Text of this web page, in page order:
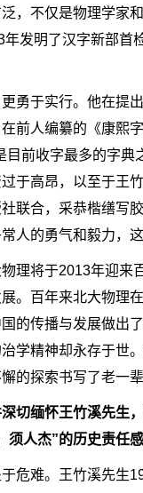
，不仅是物理学家
发明了汉字新部首
勇于实行。他在提
前人编纂的《康熙
目前收字最多的字
于高昂，以至于王
联合，采恭楷缮写
人的勇气和毅力，
理将于2013年迎来
。百年来北大物理
的传播与发展做出
学精神却永存于世
的探索书写了老一
切缅怀王竹溪先生
须人杰”的历史责任
危难。王竹溪先生